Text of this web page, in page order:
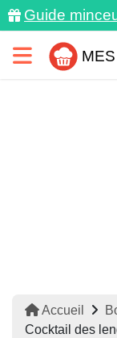
Guide
Accueil
Cocktail des